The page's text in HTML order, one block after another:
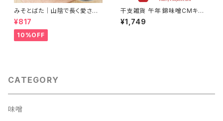
みそとばた｜山陰で長く愛され
続けている錦味噌とバターで料
理に便利なみそバターができま
した
¥817
10%OFF
干支雑貨 午年 錦味噌CMキャラ
クター 馬 伝統技法で作った箸
置き
¥1,749
CATEGORY
味噌